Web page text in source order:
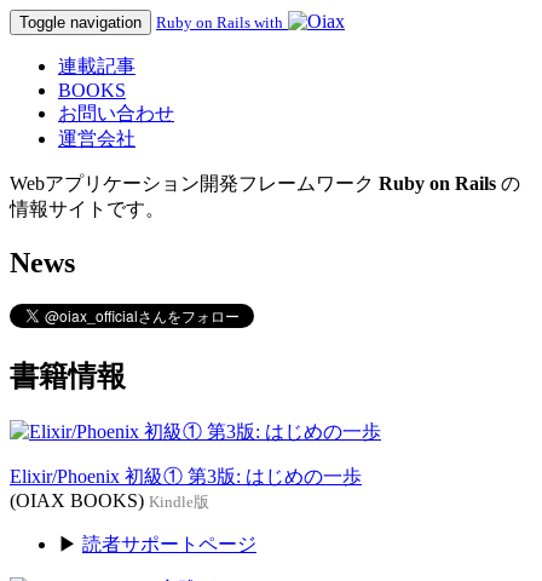
Toggle navigation Ruby on Rails with
連載記事
BOOKS
お問い合わせ
運営会社
Webアプリケーション開発フレームワーク Ruby on Rails の
情報サイトです。
News
書籍情報
Elixir/Phoenix 初級① 第3版: はじめの一歩
(OIAX BOOKS) Kindle版
▶ 読者サポートページ